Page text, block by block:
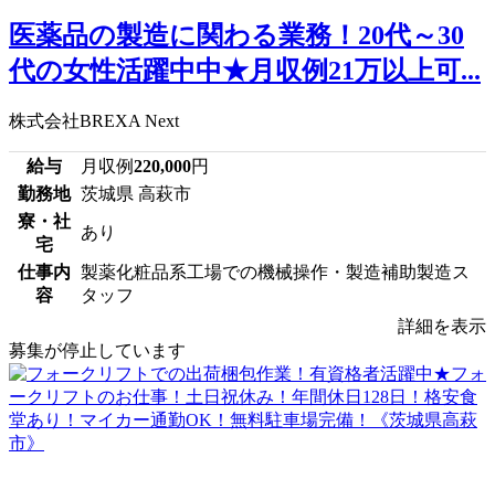
医薬品の製造に関わる業務！20代～30
代の女性活躍中中★月収例21万以上可...
株式会社BREXA Next
給与 月収例220,000円
勤務地 茨城県 高萩市
寮・社
宅
あり
仕事内
容
製薬化粧品系工場での機械操作・製造補助製造ス
タッフ
詳細を表示
募集が停止しています